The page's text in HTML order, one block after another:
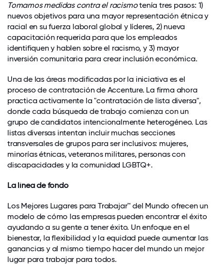
Tomamos medidas contra el racismotenía tres pasos: 1)
nuevos objetivos para una mayor representación étnica y
racial en su fuerza laboral global y líderes, 2) nueva
capacitación requerida para que los empleados
identifiquen y hablen sobre el racismo, y 3) mayor
inversión comunitaria para crear inclusión económica.
Una de las áreas modificadas por la iniciativa es el
proceso de contratación de Accenture. La firma ahora
practica activamente la "contratación de lista diversa",
donde cada búsqueda de trabajo comienza con un
grupo de candidatos intencionalmente heterogéneo. Las
listas diversas intentan incluir muchas secciones
transversales de grupos para ser inclusivos: mujeres,
minorías étnicas, veteranos militares, personas con
discapacidades y la comunidad LGBTQ+.
La línea de fondo
Los Mejores Lugares para Trabajar™ del Mundo ofrecen un
modelo de cómo las empresas pueden encontrar el éxito
ayudando a su gente a tener éxito. Un enfoque en el
bienestar, la flexibilidad y la equidad puede aumentar las
ganancias y al mismo tiempo hacer del mundo un mejor
lugar para trabajar para todos.